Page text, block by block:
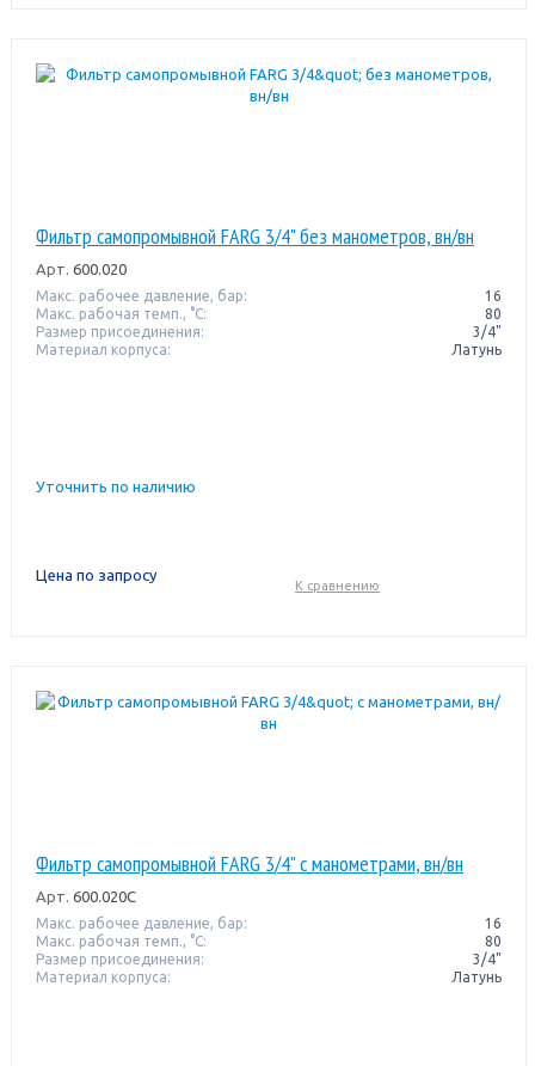
Фильтр самопромывной FARG 3/4" без манометров, вн/вн
Арт. 600.020
Макс. рабочее давление, бар:
16
Макс. рабочая темп., °С:
80
Размер присоединения:
3/4"
Материал корпуса:
Латунь
Уточнить по наличию
Цена по запросу
К сравнению
Фильтр самопромывной FARG 3/4" с манометрами, вн/вн
Арт. 600.020C
Макс. рабочее давление, бар:
16
Макс. рабочая темп., °С:
80
Размер присоединения:
3/4"
Материал корпуса:
Латунь